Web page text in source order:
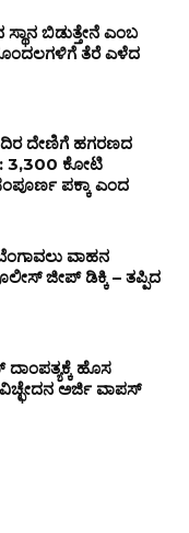
ಸ್ಥಾನ ಬಿಡುತ್ತೇನೆ ಎಂಬ
ತೆರೆ ಎಳೆದ
ದೇಣಿಗೆ ಹಗರಣದ
₹3,300 ಕೋಟಿ
ಪಕ್ಕಾ ಎಂದ
ವಾಹನ
ಜೀಪ್ ಡಿಕ್ಕಿ – ತಪ್ಪಿದ
ಹೊಸ
ವಿಚ್ಛೇದನ ಅರ್ಜಿ ವಾಪಸ್